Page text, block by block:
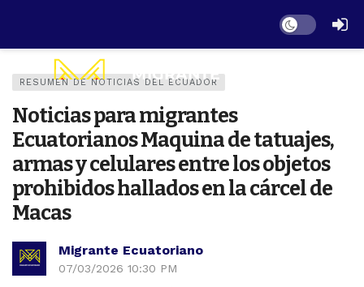
Dark mode
RESUMEN DE NOTICIAS DEL ECUADOR
Noticias para migrantes
Ecuatorianos Maquina de tatuajes,
armas y celulares entre los objetos
prohibidos hallados en la cárcel de
Macas
Migrante Ecuatoriano
07/03/2026 10:30 PM